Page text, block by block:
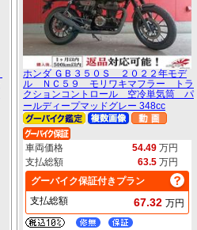
ホンダ ＧＢ３５０Ｓ ２０２２年モデ
ル ＮＣ５９ モリワキマフラー トラ
クションコントロール 空冷単気筒 パ
ールディープマッドグレー 348cc
車両価格 54.49 万円
支払総額
63.5 万円
グーバイク保証付きプラン
支払総額
67.32 万円